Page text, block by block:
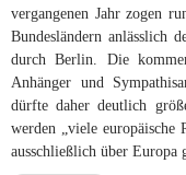
vergangenen Jahr zogen
Bundesländern anlässlich
durch Berlin. Die
Anhänger und
dürfte daher deutlich
werden „viele
ausschließlich über Europa